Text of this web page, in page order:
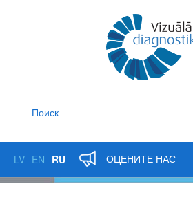
Поиск
LV EN RU ОЦЕНИТЕ НАС